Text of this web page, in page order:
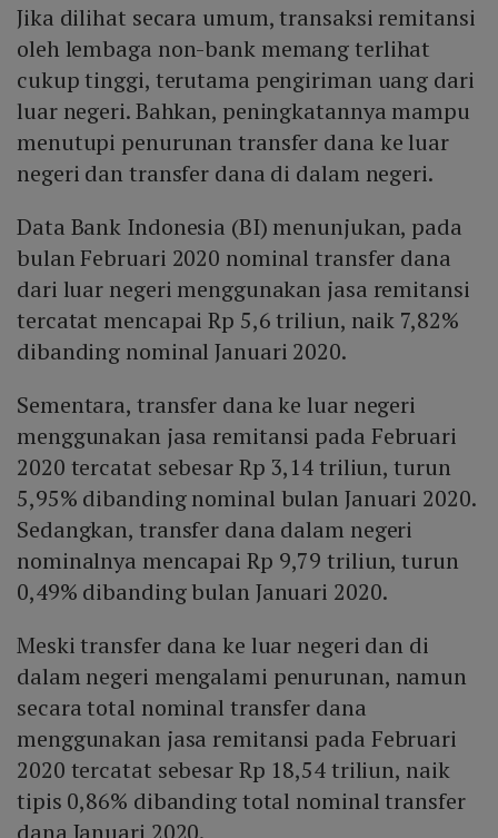
Jika dilihat secara umum, transaksi remitansi
oleh lembaga non-bank memang terlihat
cukup tinggi, terutama pengiriman uang dari
luar negeri. Bahkan, peningkatannya mampu
menutupi penurunan transfer dana ke luar
negeri dan transfer dana di dalam negeri.
Data Bank Indonesia (BI) menunjukan, pada
bulan Februari 2020 nominal transfer dana
dari luar negeri menggunakan jasa remitansi
tercatat mencapai Rp 5,6 triliun, naik 7,82%
dibanding nominal Januari 2020.
Sementara, transfer dana ke luar negeri
menggunakan jasa remitansi pada Februari
2020 tercatat sebesar Rp 3,14 triliun, turun
5,95% dibanding nominal bulan Januari 2020.
Sedangkan, transfer dana dalam negeri
nominalnya mencapai Rp 9,79 triliun, turun
0,49% dibanding bulan Januari 2020.
Meski transfer dana ke luar negeri dan di
dalam negeri mengalami penurunan, namun
secara total nominal transfer dana
menggunakan jasa remitansi pada Februari
2020 tercatat sebesar Rp 18,54 triliun, naik
tipis 0,86% dibanding total nominal transfer
dana Januari 2020.